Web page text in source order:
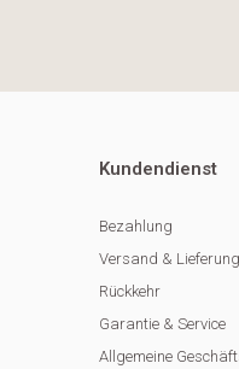
Kundendienst
Bezahlung
Versand & Lieferung
Rückkehr
Garantie & Service
Allgemeine